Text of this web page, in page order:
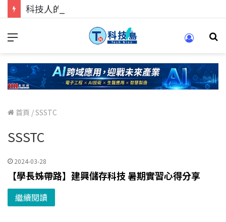
首頁 /SSSTC
SSSTC
2024-03-28
【學長姊帶路】建興儲存科技 暑期實習心得分享
繼續閱讀